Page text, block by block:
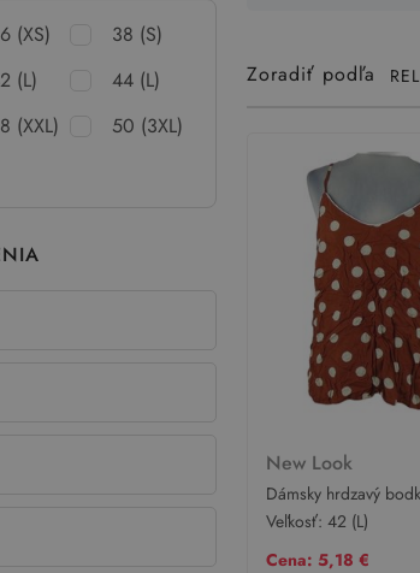
(XS)
38 (S)
(L)
44 (L)
(XXL)
50 (3XL)
Zoradiť podľa
New Look
Dámsky hrdzavý
New Look
Veľkosť:42 (L)
Cena: 5,18 €